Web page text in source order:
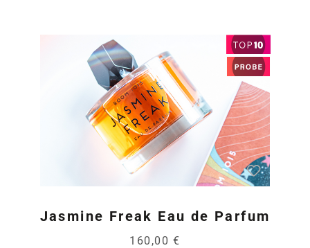
Jasmine Freak Eau de Parfum
160,00 €